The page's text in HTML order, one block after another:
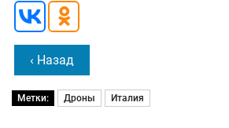
‹ Назад
Метки: Дроны Италия